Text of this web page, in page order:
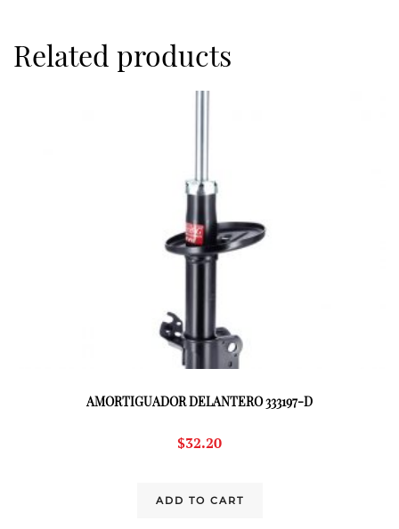
Related products
AMORTIGUADOR DELANTERO 333197-D
$32.20
ADD TO CART